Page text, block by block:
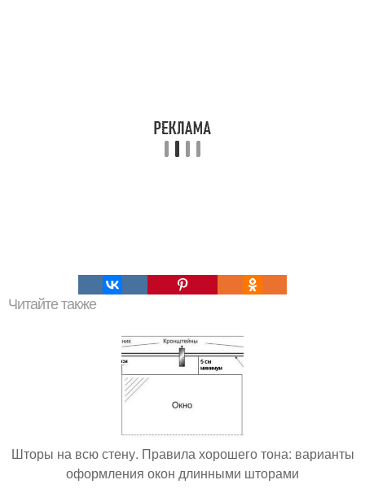
Читайте также
Шторы на всю стену. Правила хорошего тона: варианты
оформления окон длинными шторами